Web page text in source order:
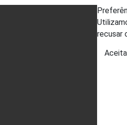
recusar